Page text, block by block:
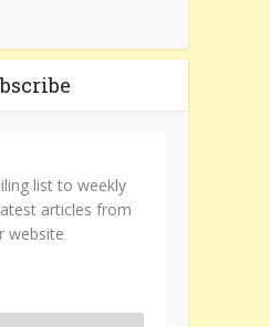
list to weekly
articles from
website